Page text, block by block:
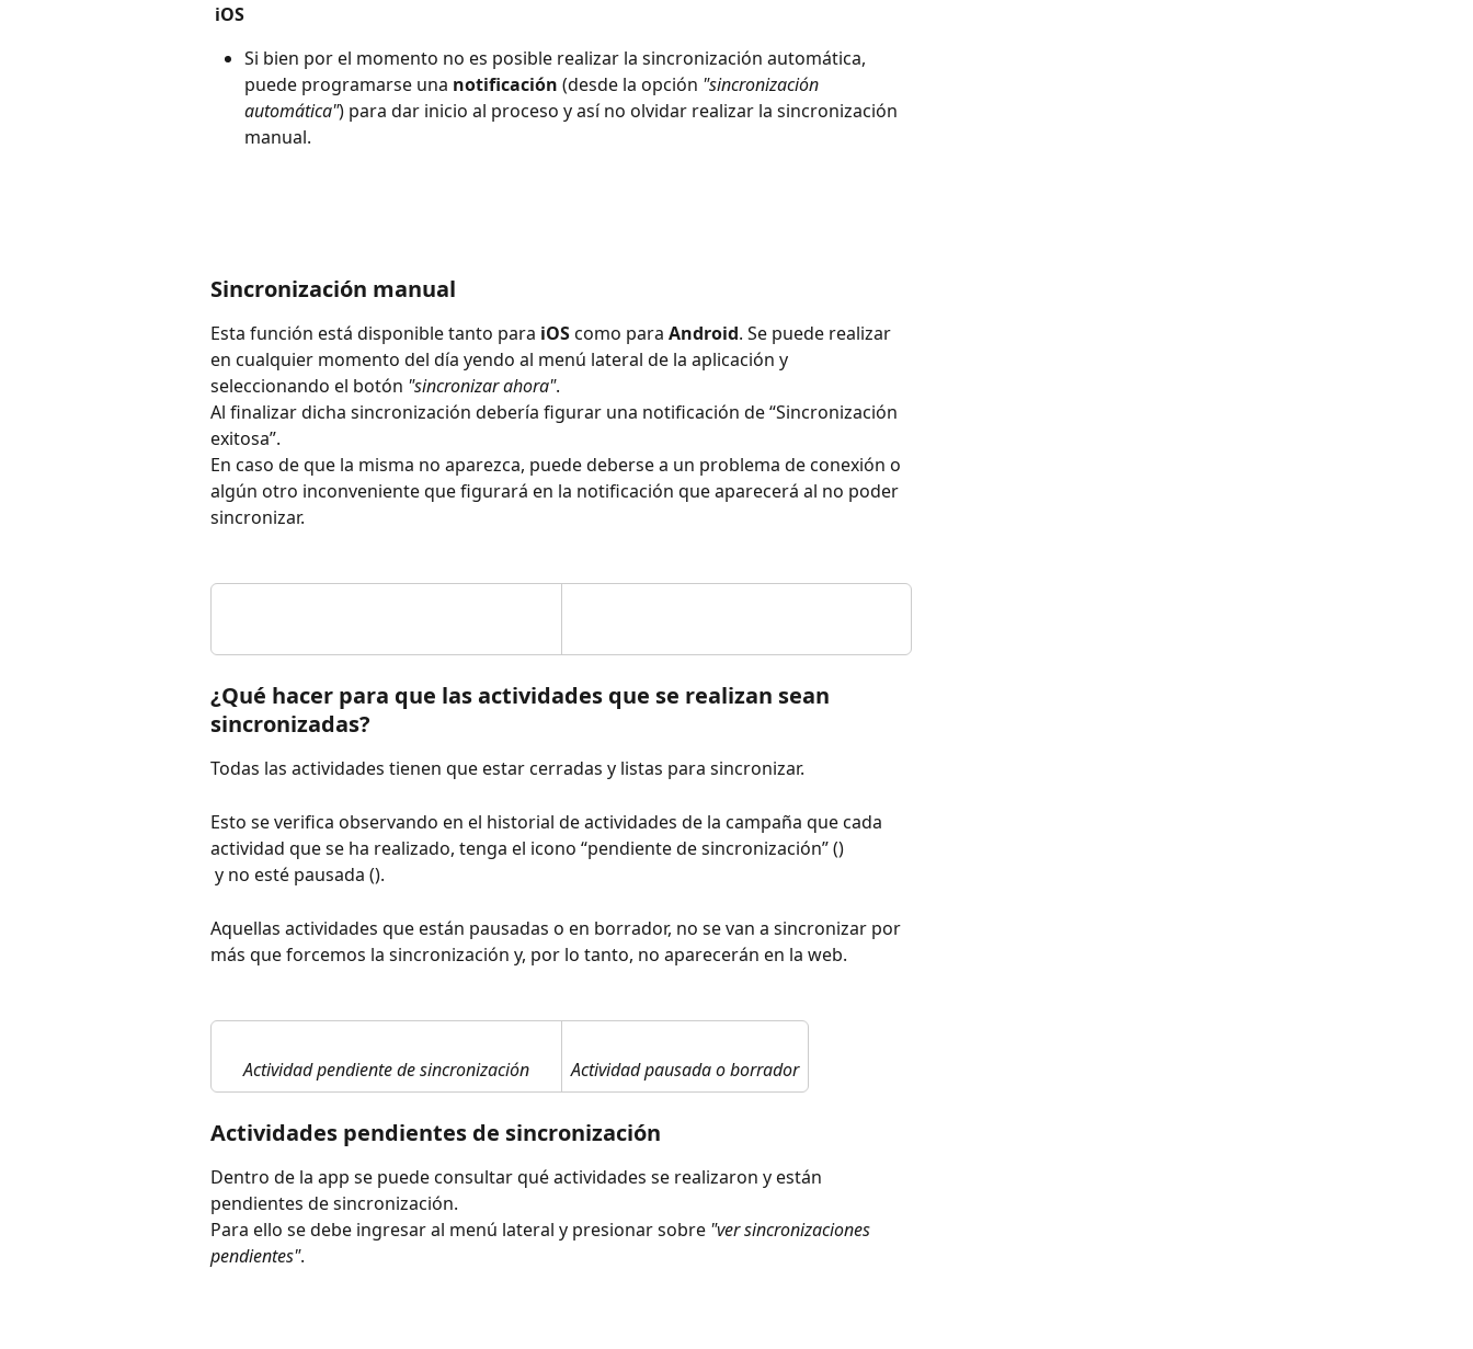
iOS
Si bien por el momento no es posible realizar la sincronización automática,
puede programarse una notificación (desde la opción "sincronización
automática") para dar inicio al proceso y así no olvidar realizar la sincronización
manual.
Sincronización manual
Esta función está disponible tanto para iOS como para Android. Se puede realizar
en cualquier momento del día yendo al menú lateral de la aplicación y
seleccionando el botón "sincronizar ahora".
Al finalizar dicha sincronización debería figurar una notificación de “Sincronización
exitosa”.
En caso de que la misma no aparezca, puede deberse a un problema de conexión o
algún otro inconveniente que figurará en la notificación que aparecerá al no poder
sincronizar.
¿Qué hacer para que las actividades que se realizan sean
sincronizadas?
Todas las actividades tienen que estar cerradas y listas para sincronizar.
Esto se verifica observando en el historial de actividades de la campaña que cada
actividad que se ha realizado, tenga el icono “pendiente de sincronización” ()
y no esté pausada ().
Aquellas actividades que están pausadas o en borrador, no se van a sincronizar por
más que forcemos la sincronización y, por lo tanto, no aparecerán en la web.
Actividad pendiente de sincronización Actividad pausada o borrador
Actividades pendientes de sincronización
Dentro de la app se puede consultar qué actividades se realizaron y están
pendientes de sincronización.
Para ello se debe ingresar al menú lateral y presionar sobre "ver sincronizaciones
pendientes".